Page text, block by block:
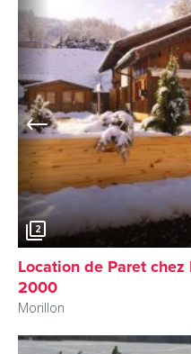
2
Location de Paret
2000
Morillon